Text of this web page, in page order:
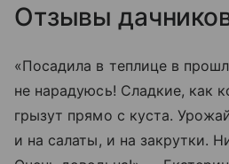
Отзывы
«Посадила в теплице в
не нарадуюсь! Сладкие, как
грызут прямо с куста.
и на салаты, и на закрутки.